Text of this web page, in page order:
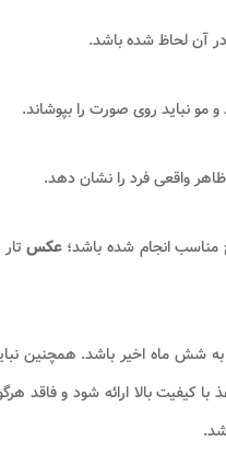
آن لحاظ شده باشد.
نباید روی صورت را بپوشاند.
واقعی فرد را نشان دهد.
مناسب انجام شده باشد؛عکس
شش ماه اخیر باشد. همچنین
کیفیت بالا ارائه شود و فاقد